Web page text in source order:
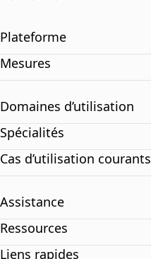
Plateforme
Mesures
Domaines d’utilisation
Spécialités
Cas d’utilisation courants
Assistance
Ressources
Liens rapides